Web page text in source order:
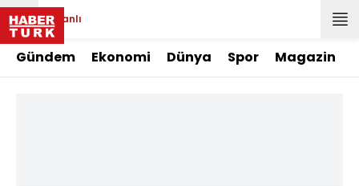
Canlı
Gündem Ekonomi Dünya Spor Magazin